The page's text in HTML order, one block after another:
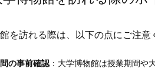
を訪れる際は、以下の点にご注意
の事前確認 ：大学博物館は授業期間